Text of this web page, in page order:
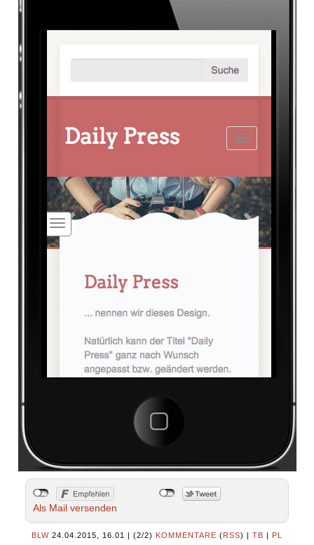
Als Mail versenden
BLW 24.04.2015, 16.01 | (2/2) KOMMENTARE (RSS) | TB | PL